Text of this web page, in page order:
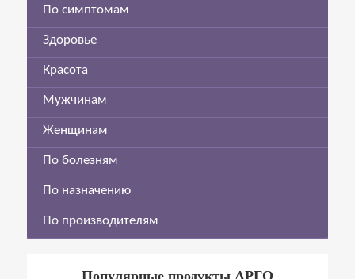
По симптомам
Здоровье
Красота
Мужчинам
Женщинам
По болезням
По назначению
По производителям
Популярные продукты АРГО